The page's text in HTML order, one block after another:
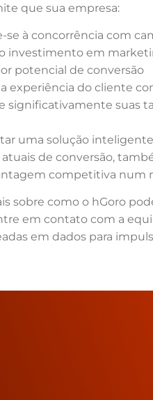
que sua empresa:
se à concorrência com
investimento em
potencial de conversão
experiência do cliente
significativamente suas
uma solução
de conversão,
competitiva num
sobre como o hGoro
em contato com a
em dados para